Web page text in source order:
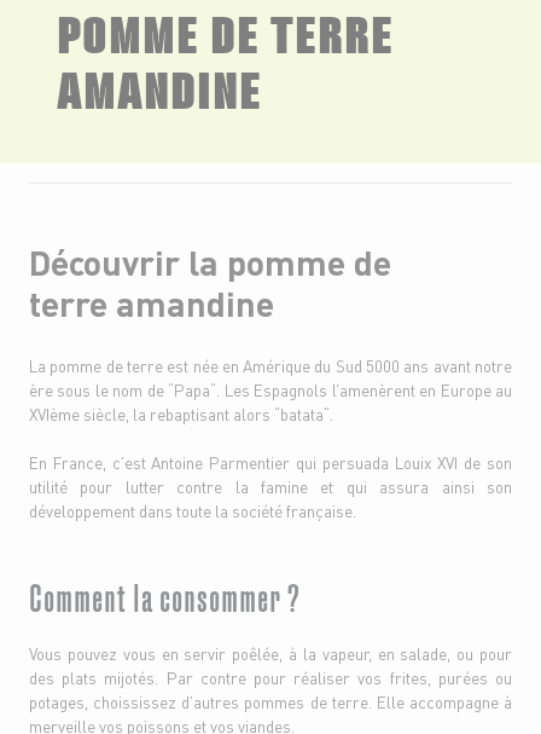
POMME DE TERRE
AMANDINE
Découvrir la pomme de
terre amandine
La pomme de terre est née en Amérique du Sud 5000 ans avant notre
ère sous le nom de “Papa“. Les Espagnols l’amenèrent en Europe au
XVIème siècle, la rebaptisant alors “batata“.
En France, c’est Antoine Parmentier qui persuada Louix XVI de son
utilité pour lutter contre la famine et qui assura ainsi son
développement dans toute la société française.
Comment la consommer ?
Vous pouvez vous en servir poêlée, à la vapeur, en salade, ou pour
des plats mijotés. Par contre pour réaliser vos frites, purées ou
potages, choississez d’autres pommes de terre. Elle accompagne à
merveille vos poissons et vos viandes.